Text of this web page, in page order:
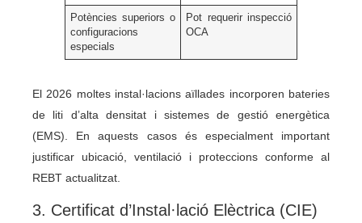
Potències superiors o
configuracions
especials
Pot requerir inspecció
OCA
El 2026 moltes instal·lacions aïllades incorporen bateries
de liti d’alta densitat i sistemes de gestió energètica
(EMS). En aquests casos és especialment important
justificar ubicació, ventilació i proteccions conforme al
REBT actualitzat.
3. Certificat d’Instal·lació Elèctrica (CIE)